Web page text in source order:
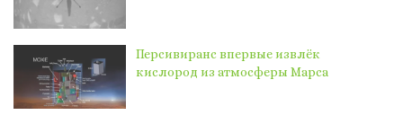
Персивиранс впервые извлёк
кислород из атмосферы Марса